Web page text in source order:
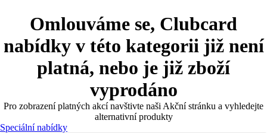
Omlouváme se, Clubcard
nabídky v této kategorii již není
platná, nebo je již zboží
vyprodáno
Pro zobrazení platných akcí navštivte naši Akční stránku a vyhledejte
alternativní produkty
Speciální nabídky